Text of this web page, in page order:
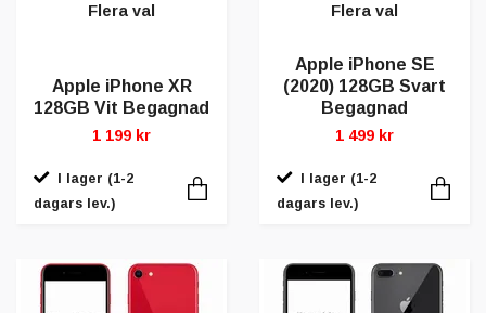
Flera val
Apple iPhone XR
128GB Vit Begagnad
1 199 kr
I lager (1-2
dagars lev.)
Flera val
Apple iPhone SE
(2020) 128GB Svart
Begagnad
1 499 kr
I lager (1-2
dagars lev.)